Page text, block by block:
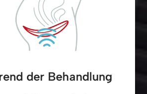
der Behandlung